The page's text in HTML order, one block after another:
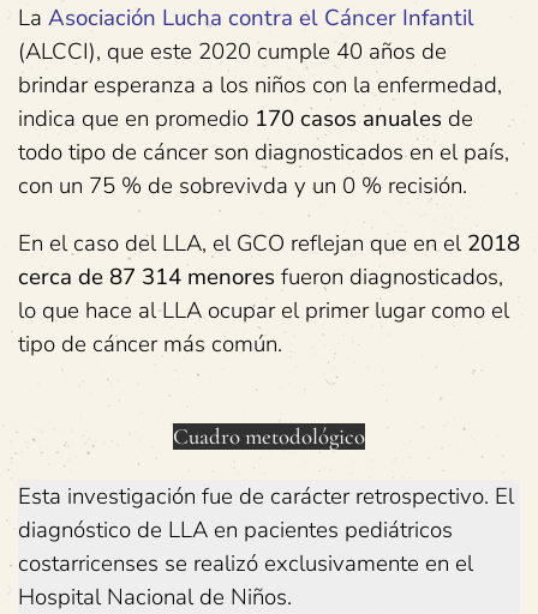
La Asociación Lucha contra el Cáncer Infantil
(ALCCI), que este 2020 cumple 40 años de
brindar esperanza a los niños con la enfermedad,
indica que en promedio 170 casos anuales de
todo tipo de cáncer son diagnosticados en el país,
con un 75 % de sobrevivda y un 0 % recisión.
En el caso del LLA, el GCO reflejan que en el2018
cerca de 87 314 menores fueron diagnosticados,
lo que hace al LLA ocupar el primer lugar como el
tipo de cáncer más común.
Cuadro metodológico
Esta investigación fue de carácter retrospectivo. El
diagnóstico de LLA en pacientes pediátricos
costarricenses se realizó exclusivamente en el
Hospital Nacional de Niños.